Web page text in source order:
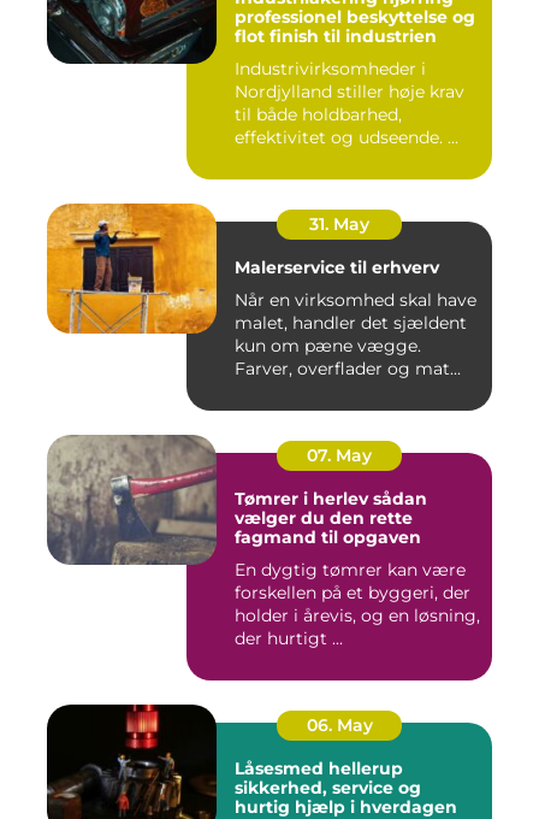
professionel beskyttelse og
flot finish til industrien
Industrivirksomheder i
Nordjylland stiller høje krav
til både holdbarhed,
effektivitet og udseende. ...
31. May
Malerservice til erhverv
Når en virksomhed skal have
malet, handler det sjældent
kun om pæne vægge.
Farver, overflader og mat...
07. May
Tømrer i herlev sådan
vælger du den rette
fagmand til opgaven
En dygtig tømrer kan være
forskellen på et byggeri, der
holder i årevis, og en løsning,
der hurtigt ...
06. May
Låsesmed hellerup
sikkerhed, service og
hurtig hjælp i hverdagen